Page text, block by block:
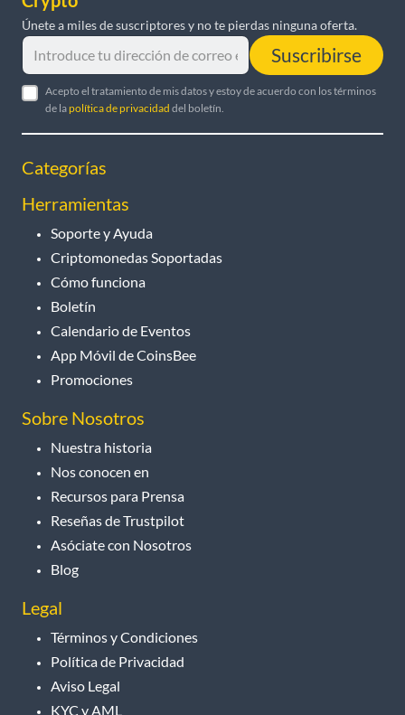
Únete a miles de suscriptores y no te pierdas ninguna oferta.
Suscribirse
Acepto el tratamiento de mis datos y estoy de acuerdo con los términos
de lapolítica de privacidad del boletín.
Categorías
Herramientas
Soporte y Ayuda
Criptomonedas Soportadas
Cómo funciona
Boletín
Calendario de Eventos
App Móvil de CoinsBee
Promociones
Sobre Nosotros
Nuestra historia
Nos conocen en
Recursos para Prensa
Reseñas de Trustpilot
Asóciate con Nosotros
Blog
Legal
Términos y Condiciones
Política de Privacidad
Aviso Legal
KYC y AML